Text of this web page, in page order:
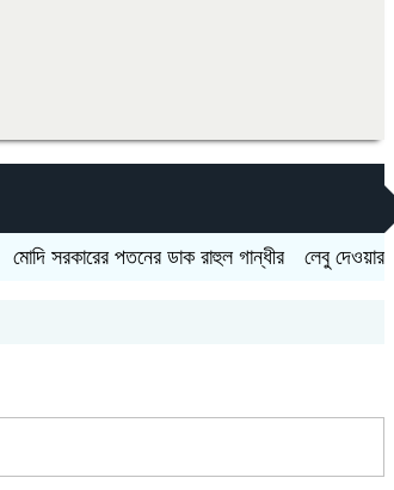
সরকারের পতনের ডাক রাহুল গান্ধীর লেবু দেওয়ার কথা বলে